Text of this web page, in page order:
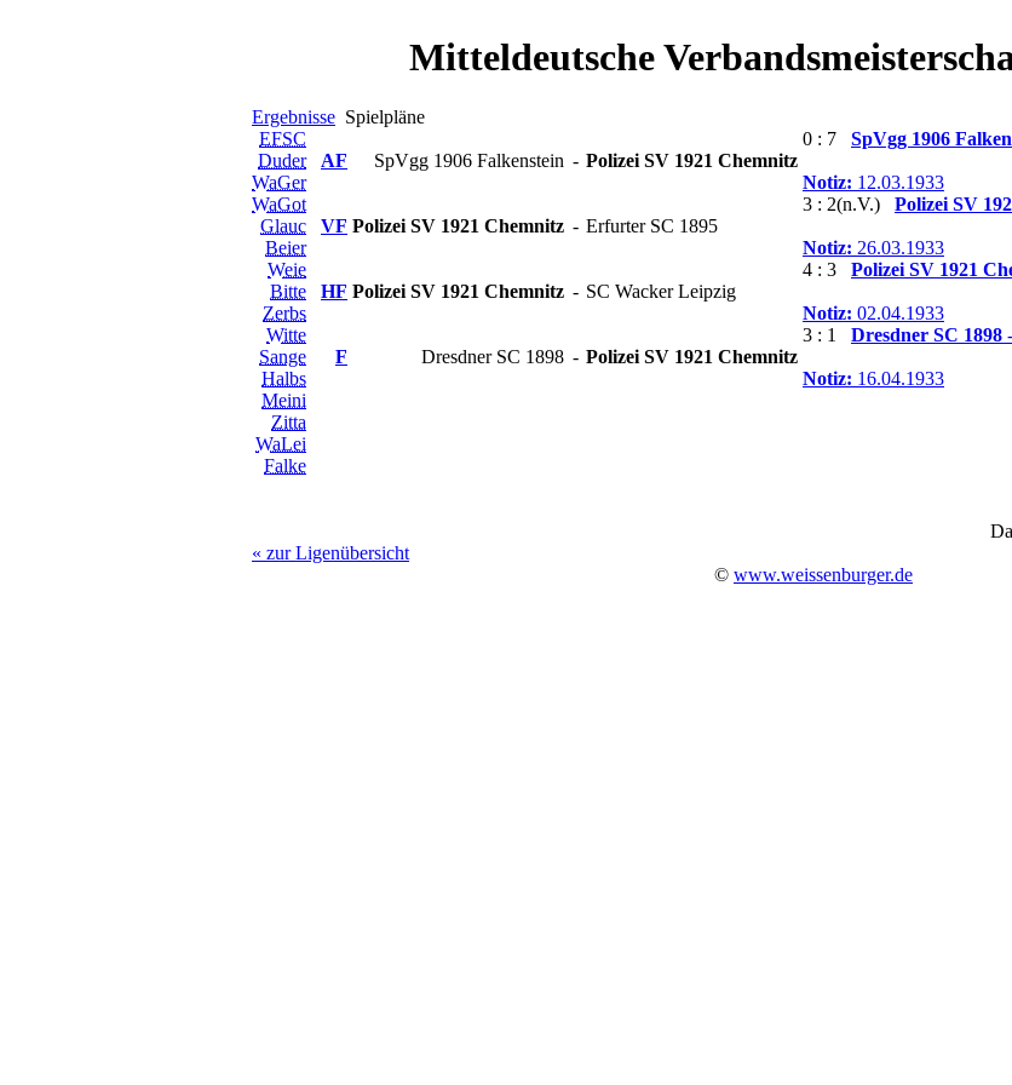
Mitteldeutsche
Ergebnisse Spielpläne
EFSC
Duder
WaGer
WaGot
Glauc
Beier
Weie
Bitte
Zerbs
Witte
Sange
Halbs
Meini
Zitta
WaLei
Falke
AF SpVgg 1906 Falkenstein - Polizei SV 1921 Chemnitz
0 : 7 SpVgg 1906
Notiz: 12.03.1933
VF Polizei SV 1921 Chemnitz - Erfurter SC 1895
3 : 2(n.V.) Polizei SV
Notiz: 26.03.1933
HF Polizei SV 1921 Chemnitz - SC Wacker Leipzig
4 : 3 Polizei SV 1921
Notiz: 02.04.1933
F Dresdner SC 1898 - Polizei SV 1921 Chemnitz
3 : 1 Dresdner SC 1898 -
Notiz: 16.04.1933
« zur Ligenübersicht
© www.weissenburger.de